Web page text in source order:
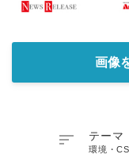
画像
 テーマ
環境・